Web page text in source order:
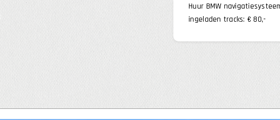
Huur BMW
ingeladen tracks: € 80,-